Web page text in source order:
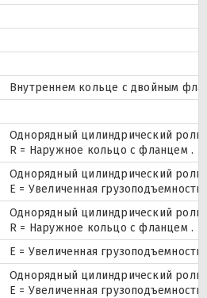
Внутреннем кольце с двойным
Однорядный цилиндрический
R = Наружное кольцо с фланцем .
Однорядный цилиндрический
Е = Увеличенная грузоподъемность.
Однорядный цилиндрический
R = Наружное кольцо с фланцем .
Е = Увеличенная грузоподъемность.
Однорядный цилиндрический
E = Увеличенная